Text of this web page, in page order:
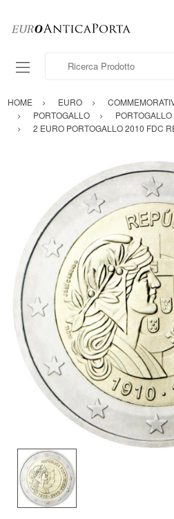
Ricerca Prodotto
HOME EURO
PORTOGALLO
PORTOGALLO
2 EURO PORTOGALLO 2010 FDC